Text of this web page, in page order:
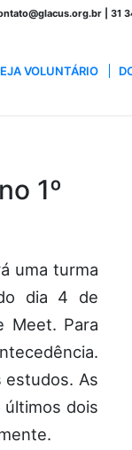
| 31
VOLUNTÁRIO
1º
uma turma
dia 4 de
Meet. Para
estudos. As
dois